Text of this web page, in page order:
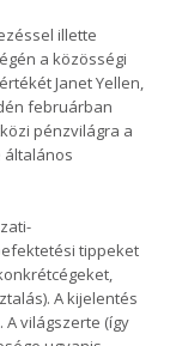
illette
a közösségi
Janet Yellen,
februárban
pénzvilágra a
általános
tippeket
A kijelentés
világszerte (így